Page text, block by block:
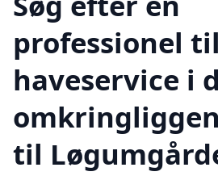
professionel til
haveservice i
til